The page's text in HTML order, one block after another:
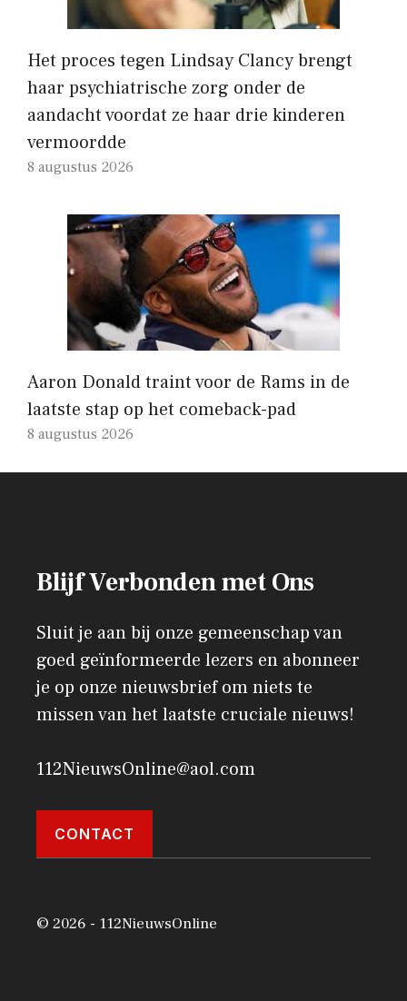
Het proces tegen Lindsay Clancy brengt
haar psychiatrische zorg onder de
aandacht voordat ze haar drie kinderen
vermoordde
8 augustus 2026
Aaron Donald traint voor de Rams in de
laatste stap op het comeback-pad
8 augustus 2026
Blijf Verbonden met Ons
Sluit je aan bij onze gemeenschap van
goed geïnformeerde lezers en abonneer
je op onze nieuwsbrief om niets te
missen van het laatste cruciale nieuws!
112NieuwsOnline@aol.com
CONTACT
© 2026 - 112NieuwsOnline